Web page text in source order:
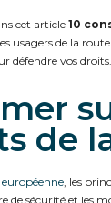
cet article 10
usagers de la
défendre vos droits.
de
, les
de sécurité et les